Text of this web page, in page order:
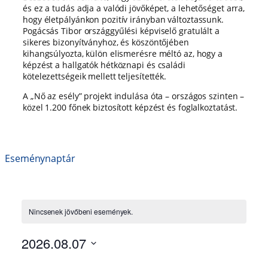
és ez a tudás adja a valódi jövőképet, a lehetőséget arra,
hogy életpályánkon pozitív irányban változtassunk.
Pogácsás Tibor országgyűlési képviselő gratulált a
sikeres bizonyítványhoz, és köszöntőjében
kihangsúlyozta, külön elismerésre méltó az, hogy a
képzést a hallgatók hétköznapi és családi
kötelezettségeik mellett teljesítették.
A „Nő az esély” projekt indulása óta – országos szinten –
közel 1.200 főnek biztosított képzést és foglalkoztatást.
Eseménynaptár